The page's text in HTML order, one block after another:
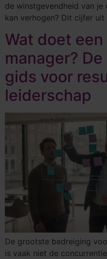
de winstgevendheid van je
kan verhogen? Dit cijfer
Wat doet
manager?
gids voor
leiderschap
De grootste bedreiging
is vaak niet de